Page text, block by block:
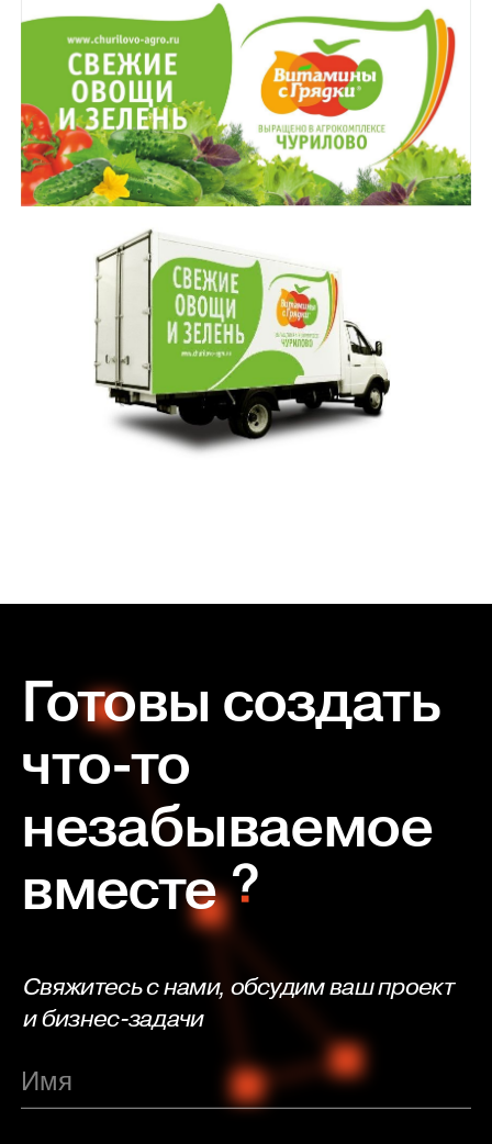
Готовы создать
что-то
незабываемое
вместе
Свяжитесь с нами, обсудим ваш проект
и бизнес-задачи